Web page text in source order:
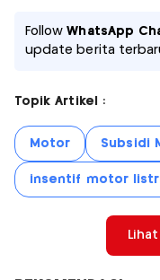
FollowWhatsApp
update berita
Topik Artikel :
Motor Subsidi
insentif motor